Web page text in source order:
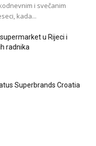
i svečanim
kada...
u Rijeci i
radnika
Superbrands Croatia